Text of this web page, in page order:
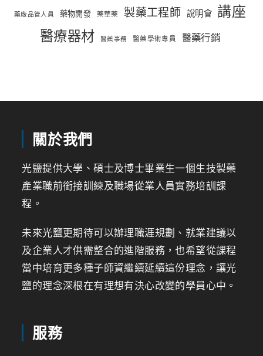
藥廠品管人員 藥物開發 藥華藥 製藥工程師 說明會 講座
醫療器材 醫藥事務 醫藥學術專員 醫藥行銷
關於我們
光鹽提供大學、碩士及博士畢業生一個生技製藥
產業職前銜接訓練及職場從業人員實務培訓課
程。
未來光鹽更期待可以辦理職涯規劃、就業建議以
及企業人才供需整合的進階服務，也希望從課程
當中培育更多種子師資繼續延續這份理念，讓光
鹽的理念深根在有理想有決心改變的學員心中。
服務